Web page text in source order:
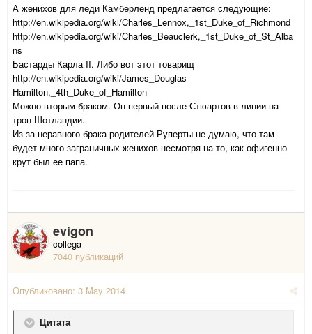
А женихов для леди Камберленд предлагается следующие:
http://en.wikipedia.org/wiki/Charles_Lennox,_1st_Duke_of_Richmond
http://en.wikipedia.org/wiki/Charles_Beauclerk,_1st_Duke_of_St_Alba
ns
Бастарды Карла II. Либо вот этот товарищ
http://en.wikipedia.org/wiki/James_Douglas-
Hamilton,_4th_Duke_of_Hamilton
Можно вторым браком. Он первый после Стюартов в линии на
трон Шотландии.
Из-за неравного брака родителей Руперты не думаю, что там
будет много заграничных женихов несмотря на то, как офигенно
крут был ее папа.
evigon
collega
7040 публикаций
Опубликовано: 3 May 2014
Цитата